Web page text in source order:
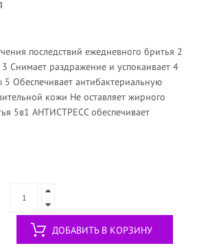
последствий ежедневного бритья 2
Снимает раздражение и успокаивает 4
Обеспечивает антибактериальную
кожи Не оставляет жирного
5в1 АНТИСТРЕСС обеспечивает
ДОБАВИТЬ В КОРЗИНУ